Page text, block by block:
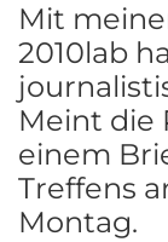
Mit
2010lab
Meint die
einem
Treffens
Montag.